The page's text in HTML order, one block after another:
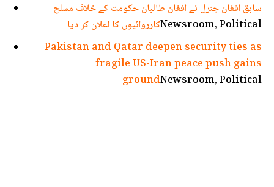
سابق افغان جنرل نے افغان طالبان حکومت کے خلاف مسلح
کارروائیوں کا اعلان کر دیاNewsroom, Political
Pakistan and Qatar deepen security ties as
fragile US-Iran peace push gains
groundNewsroom, Political